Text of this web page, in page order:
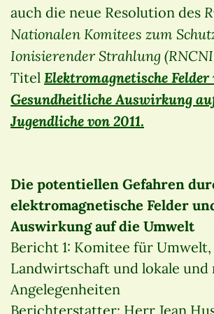
auch die neue Resolution des
Nationalen Komitees zum
Ionisierender Strahlung
Titel Elektromagnetische
Gesundheitliche Auswirkung
Jugendliche von 2011.
Die potentiellen Gefahren
elektromagnetische Felder
Auswirkung auf die Umwelt
Bericht 1: Komitee für Umwelt,
Landwirtschaft und lokale und
Angelegenheiten
Berichterstatter: Herr Jean